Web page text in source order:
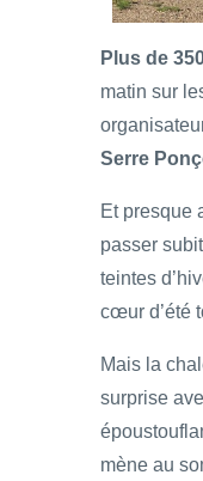
Plus de
matin sur
Serre
Et presque
passer
teintes
cœur d’été
Mais la
surprise
mène au